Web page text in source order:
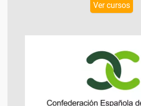
Ver cursos